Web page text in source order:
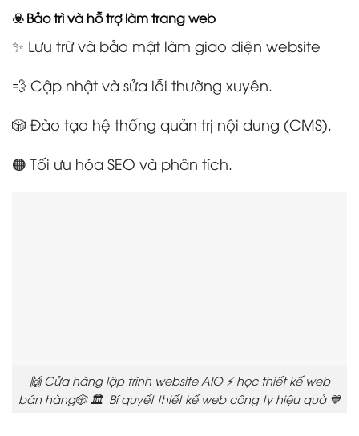
☣️ Bảo trì và hỗ trợ làm trang web
✨ Lưu trữ và bảo mật làm giao diện website
💨 Cập nhật và sửa lỗi thường xuyên.
🎲 Đào tạo hệ thống quản trị nội dung (CMS).
🟠 Tối ưu hóa SEO và phân tích.
🙌 Cửa hàng lập trình website AIO ⚡ học thiết kế web
bán hàng🎲 🏛️ Bí quyết thiết kế web công ty hiệu quả 💙